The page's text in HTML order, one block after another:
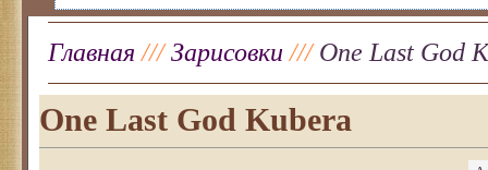
Главная ///Зарисовки ///One Last God
One Last God Kubera